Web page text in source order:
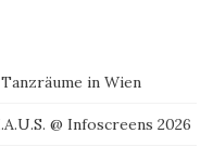
in Wien
@ Infoscreens 2026